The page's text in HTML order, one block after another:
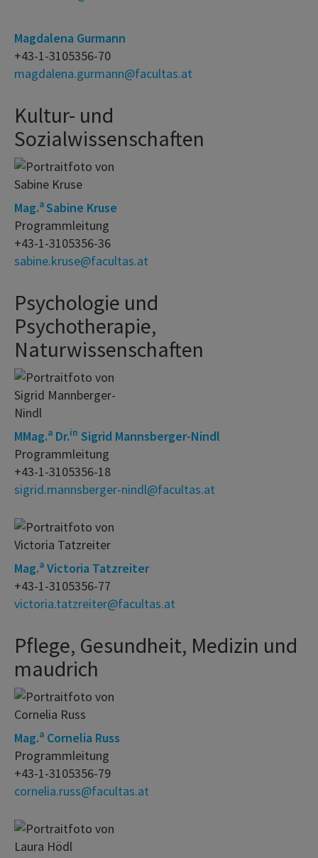
Magdalena Gurmann
+43-1-3105356-70
magdalena.gurmann@facultas.at
Kultur- und
Sozialwissenschaften
Mag.aSabine Kruse
Programmleitung
+43-1-3105356-36
sabine.kruse@facultas.at
Psychologie und
Psychotherapie,
Naturwissenschaften
MMag.a Dr.in Sigrid Mannsberger-Nindl
Programmleitung
+43-1-3105356-18
sigrid.mannsberger-nindl@facultas.at
Mag.a Victoria Tatzreiter
+43-1-3105356-77
victoria.tatzreiter@facultas.at
Pflege, Gesundheit, Medizin und
maudrich
Mag.a Cornelia Russ
Programmleitung
+43-1-3105356-79
cornelia.russ@facultas.at